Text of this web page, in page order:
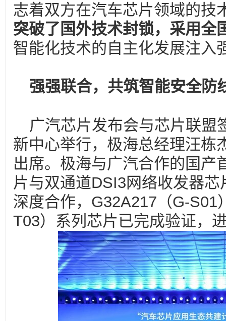
志着双方在汽车芯片领域的技
突破了国外技术封锁，采用全
智能化技术的自主化发展注入
强强联合，共筑智能安全防
广汽芯片发布会与芯片联盟
新中心举行，极海总经理汪栋
出席。极海与广汽合作的国产
片与双通道DSI3网络收发器
深度合作，G32A217（G-S01
T03）系列芯片已完成验证，